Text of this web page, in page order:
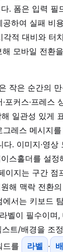
. 폼은 입력 필
공하여 실패 비
적 대비와 터
모바일 전환
작은 순간의
포커스·프레스
일관성 있게
그레스 메시지
다. 이미지·영상
스홀더를 설정
이지는 구간 점
해 맥락 전환
서는 키보드
벨이 필수이며,
트/배경을 조
드를
라벨 ·